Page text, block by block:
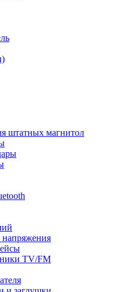
штатных магнитол
напряжения
TV/FM